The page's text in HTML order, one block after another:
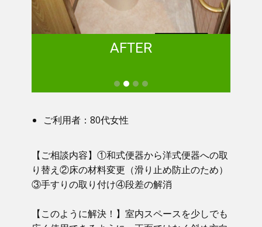
AFTER
ご利用者：80代女性
【ご相談内容】①​ 和式便器から洋式便器への取
り替え②床の材料変更（滑り止め防止のため）
③手すりの取り付け④段差の解消
【このように解決！】​​ 室内スペースを少しでも